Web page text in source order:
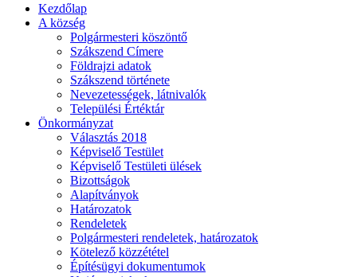
Kezdőlap
A község
Polgármesteri köszöntő
Szákszend Címere
Földrajzi adatok
Szákszend története
Nevezetességek, látnivalók
Települési Értéktár
Önkormányzat
Választás 2018
Képviselő Testület
Képviselő Testületi ülések
Bizottságok
Alapítványok
Határozatok
Rendeletek
Polgármesteri rendeletek, határozatok
Kötelező közzététel
Építésügyi dokumentumok